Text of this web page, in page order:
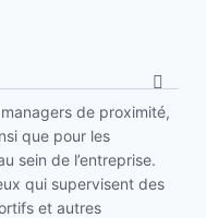
de proximité,
que pour les
sein de l’entreprise.
qui supervisent des
et autres